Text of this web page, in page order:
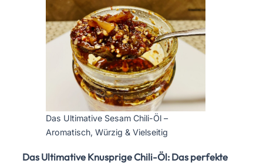
Das Ultimative Sesam Chili-Öl –
Aromatisch, Würzig & Vielseitig
Das Ultimative Knusprige Chili-Öl: Das perfekte